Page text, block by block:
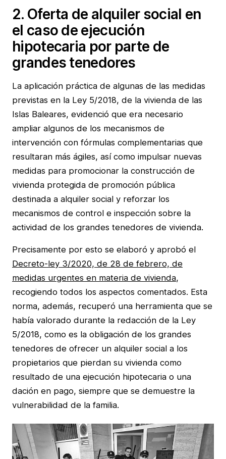
2. Oferta de alquiler social en
el caso de ejecución
hipotecaria por parte de
grandes tenedores
La aplicación práctica de algunas de las medidas
previstas en la Ley 5/2018, de la vivienda de las
Islas Baleares, evidenció que era necesario
ampliar algunos de los mecanismos de
intervención con fórmulas complementarias que
resultaran más ágiles, así como impulsar nuevas
medidas para promocionar la construcción de
vivienda protegida de promoción pública
destinada a alquiler social y reforzar los
mecanismos de control e inspección sobre la
actividad de los grandes tenedores de vivienda.
Precisamente por esto se elaboró y aprobó el
Decreto-ley 3/2020, de 28 de febrero, de
medidas urgentes en materia de vivienda,
recogiendo todos los aspectos comentados. Esta
norma, además, recuperó una herramienta que se
había valorado durante la redacción de la Ley
5/2018, como es la obligación de los grandes
tenedores de ofrecer un alquiler social a los
propietarios que pierdan su vivienda como
resultado de una ejecución hipotecaria o una
dación en pago, siempre que se demuestre la
vulnerabilidad de la familia.